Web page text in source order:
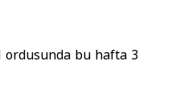
ordusunda bu hafta 3